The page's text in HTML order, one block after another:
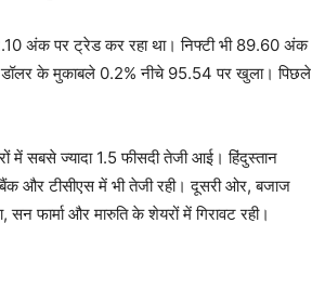
अंक पर ट्रेड कर रहा था। निफ्टी भी 89.60 अंक
के मुकाबले 0.2% नीचे 95.54 पर खुला। पिछले
ज्यादा 1.5 फीसदी तेजी आई। हिंदुस्तान
और टीसीएस में भी तेजी रही। दूसरी ओर, बजाज
फार्मा और मारुति के शेयरों में गिरावट रही।